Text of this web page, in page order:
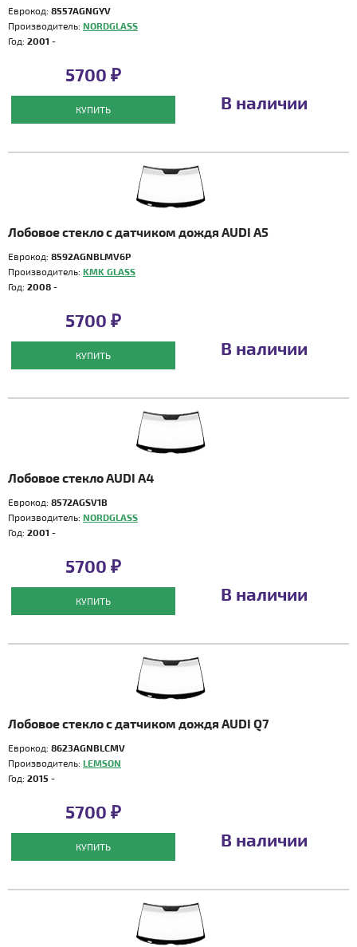
Еврокод: 8557AGNGYV
Производитель: NORDGLASS
Год: 2001 -
5700 ₽
КУПИТЬ В наличии
Лобовое стекло с датчиком дождя AUDI A5
Еврокод: 8592AGNBLMV6P
Производитель: KMK GLASS
Год: 2008 -
5700 ₽
КУПИТЬ В наличии
Лобовое стекло AUDI A4
Еврокод: 8572AGSV1B
Производитель: NORDGLASS
Год: 2001 -
5700 ₽
КУПИТЬ В наличии
Лобовое стекло с датчиком дождя AUDI Q7
Еврокод: 8623AGNBLCMV
Производитель: LEMSON
Год: 2015 -
5700 ₽
КУПИТЬ В наличии